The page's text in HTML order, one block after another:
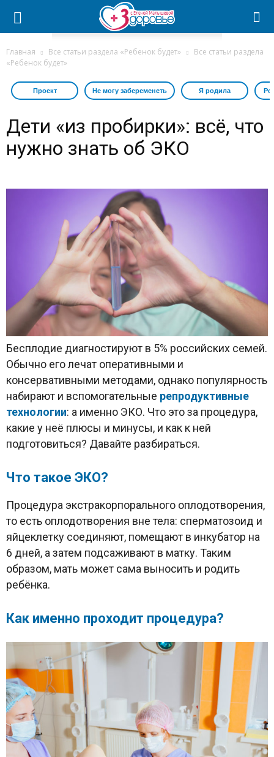
Главная Все статьи раздела «Ребенок будет»
Все статьи раздела
«Ребенок будет»
Проект Не могу забеременеть Я родила
Дети «из пробирки»: всё, что
нужно знать об ЭКО
Бесплодие диагностируют в 5% российских семей.
Обычно его лечат оперативными и
консервативными методами, однако популярность
набирают и вспомогательные репродуктивные
технологии: а именно ЭКО. Что это за процедура,
какие у неё плюсы и минусы, и как к ней
подготовиться? Давайте разбираться.
Что такое ЭКО?
Процедура экстракорпорального оплодотворения,
то есть оплодотворения вне тела: сперматозоид и
яйцеклетку соединяют, помещают в инкубатор на
6 дней, а затем подсаживают в матку. Таким
образом, мать может сама выносить и родить
ребёнка.
Как именно проходит процедура?